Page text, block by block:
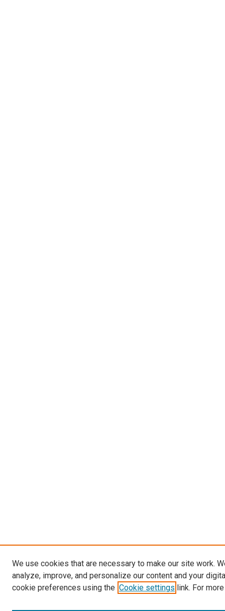
We use cookies that are necessary to make our site work.
analyze, improve, and personalize our content and your
cookie preferences using the Cookie settings link. For